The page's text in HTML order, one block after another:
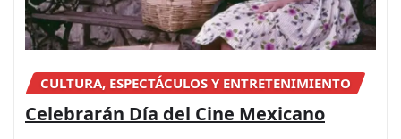
CULTURA, ESPECTÁCULOS Y ENTRETENIMIENTO
Celebrarán Día del Cine Mexicano